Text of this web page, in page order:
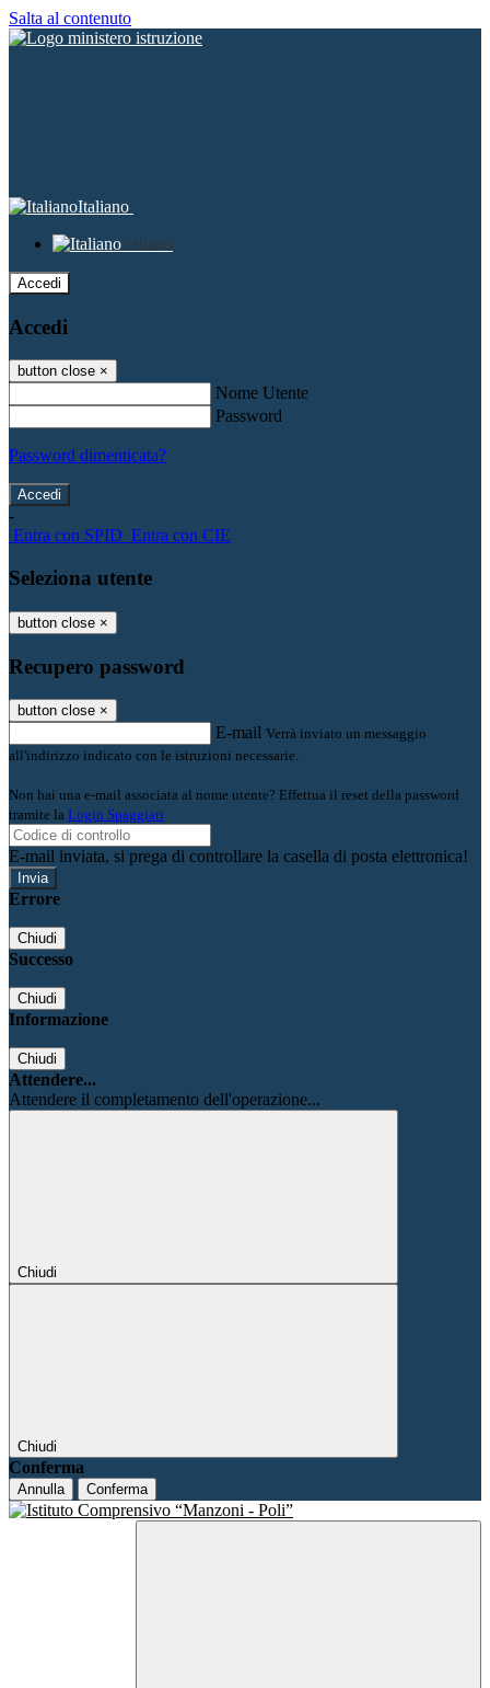
Salta al contenuto
Italiano
Italiano
Accedi
Accedi
button close ×
Nome Utente
Password
Password dimenticata?
-
Entra con SPID Entra con CIE
Seleziona utente
button close ×
Recupero password
button close ×
E-mail Verrà inviato un messaggio
all'indirizzo indicato con le istruzioni necessarie.
Non hai una e-mail associata al nome utente? Effettua il reset della password
tramite la Login Spaggiari
E-mail inviata, si prega di controllare la casella di posta elettronica!
Errore
Chiudi
Successo
Chiudi
Informazione
Chiudi
Attendere...
Attendere il completamento dell'operazione...
Chiudi
Chiudi
Conferma
Annulla Conferma